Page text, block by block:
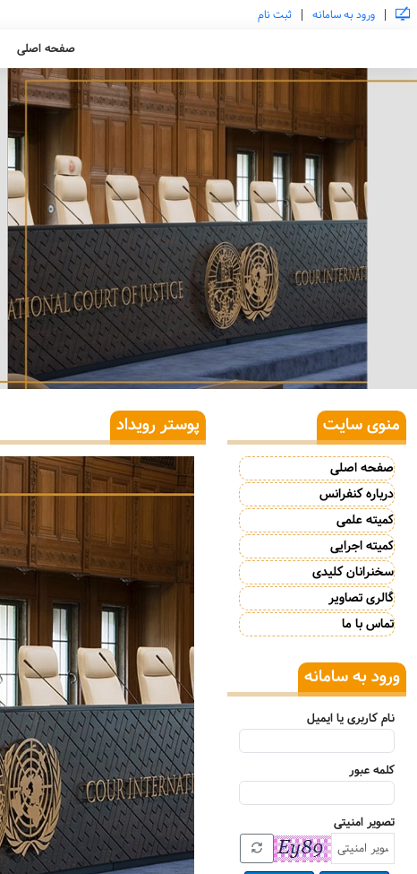
| ورود به سامانه | ثبت نام
صفحه اصلی
منوی سایت
صفحه اصلی
درباره کنفرانس
کمیته علمی
کمیته اجرایی
سخنرانان کلیدی
گالری تصاویر
تماس با ما
ورود به سامانه
نام کاربری یا ایمیل
کلمه عبور
تصویر امنیتی
پوستر رویداد